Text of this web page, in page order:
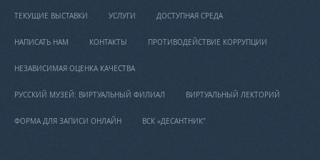
ТЕКУЩИЕ ВЫСТАВКИ УСЛУГИ ДОСТУПНАЯ СРЕДА
НАПИСАТЬ НАМ КОНТАКТЫ ПРОТИВОДЕЙСТВИЕ КОРРУПЦИИ
НЕЗАВИСИМАЯ ОЦЕНКА КАЧЕСТВА
РУССКИЙ МУЗЕЙ: ВИРТУАЛЬНЫЙ ФИЛИАЛ ВИРТУАЛЬНЫЙ ЛЕКТОРИЙ
ФОРМА ДЛЯ ЗАПИСИ ОНЛАЙН ВСК «ДЕСАНТНИК"